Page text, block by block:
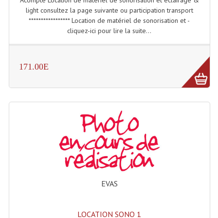
Projecteurs Poursuite
Projecteurs Théatre: Plan Convexe Fresnel
Câbles, Connectiques.
Câblage Electrique
Câble Rallonge DMX512 MIDI
Câbles Module, Cables Audio
Câble Multi-Paires Audio
light consultez la page suivante ou participation transport
***************** Location de matériel de sonorisation et -
cliquez-ici pour lire la suite...
171.00E
EVAS
LOCATION SONO 1